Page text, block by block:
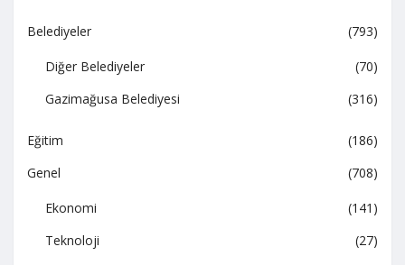
Belediyeler (793)
Diğer Belediyeler
(70)
Gazimağusa Belediyesi
(316)
Eğitim
(186)
Genel
(708)
Ekonomi
(141)
Teknoloji
(27)